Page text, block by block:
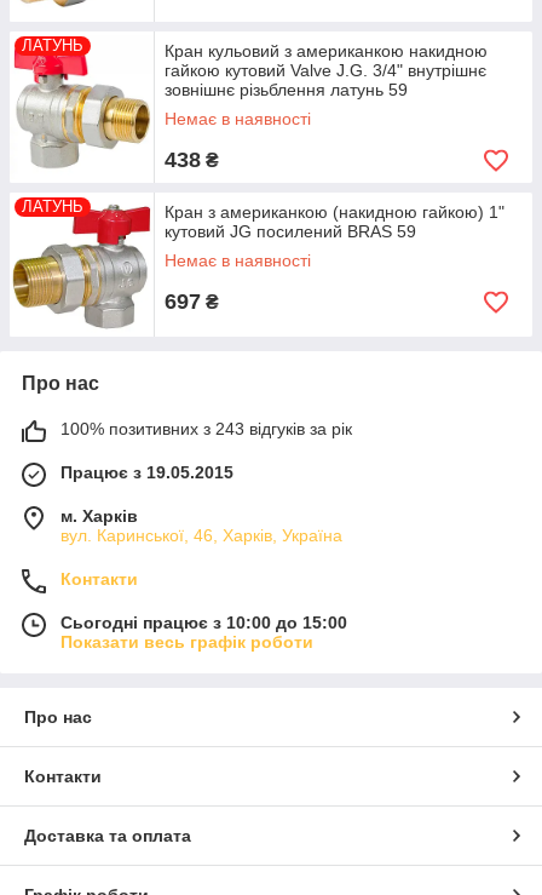
ЛАТУНЬ
Кран кульовий з американкою накидною
гайкою кутовий Valve J.G. 3/4" внутрішнє
зовнішнє різьблення латунь 59
Немає в наявності
438 ₴
ЛАТУНЬ
Кран з американкою (накидною гайкою) 1"
кутовий JG посилений BRAS 59
Немає в наявності
697 ₴
Про нас
100% позитивних з 243 відгуків за рік
Працює з 19.05.2015
м. Харків
вул. Каринської, 46, Харків, Україна
Контакти
Сьогодні працює з 10:00 до 15:00
Показати весь графік роботи
Про нас
Контакти
Доставка та оплата